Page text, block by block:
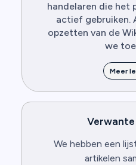
handelaren die het
actief gebruiken.
opzetten van de
we
Meer
We hebben een
artikelen